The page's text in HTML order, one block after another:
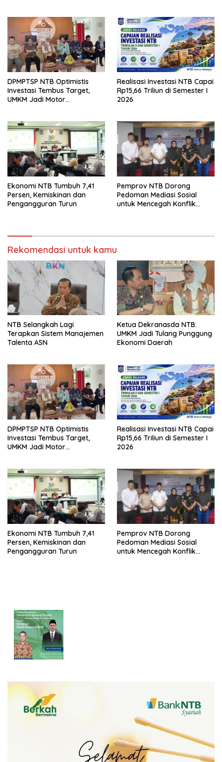
DPMPTSP NTB Optimistis
Investasi Tembus Target,
UMKM Jadi Motor
Realisasi Investasi NTB Capai
Rp15,66 Triliun di Semester I
2026
Ekonomi NTB Tumbuh 7,41
Persen, Kemiskinan dan
Pengangguran Turun
Pemprov NTB Dorong
Pedoman Mediasi Sosial
untuk Mencegah Konflik
Rekomendasi untuk kamu
NTB Selangkah Lagi
Terapkan Sistem Manajemen
Talenta ASN
Ketua Dekranasda NTB:
UMKM Jadi Tulang Punggung
Ekonomi Daerah
DPMPTSP NTB Optimistis
Investasi Tembus Target,
UMKM Jadi Motor
Realisasi Investasi NTB Capai
Rp15,66 Triliun di Semester I
2026
Ekonomi NTB Tumbuh 7,41
Persen, Kemiskinan dan
Pengangguran Turun
Pemprov NTB Dorong
Pedoman Mediasi Sosial
untuk Mencegah Konflik